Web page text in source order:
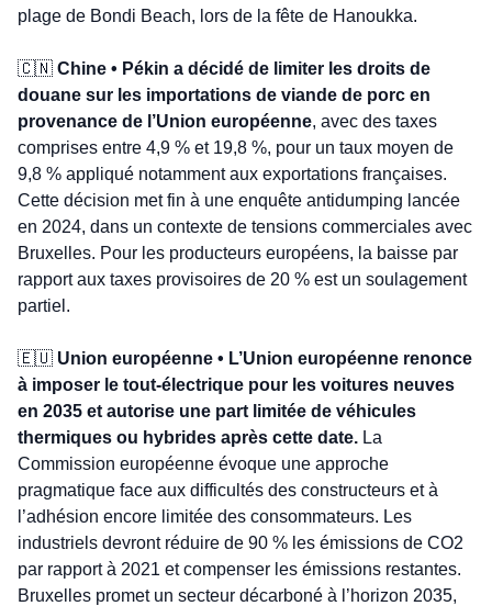
plage de Bondi Beach, lors de la fête de Hanoukka.
🇨🇳 Chine • Pékin a décidé de limiter les droits de
douane sur les importations de viande de porc en
provenance de l’Union européenne, avec des taxes
comprises entre 4,9 % et 19,8 %, pour un taux moyen de
9,8 % appliqué notamment aux exportations françaises.
Cette décision met fin à une enquête antidumping lancée
en 2024, dans un contexte de tensions commerciales avec
Bruxelles. Pour les producteurs européens, la baisse par
rapport aux taxes provisoires de 20 % est un soulagement
partiel.
🇪🇺 Union européenne • L’Union européenne renonce
à imposer le tout-électrique pour les voitures neuves
en 2035 et autorise une part limitée de véhicules
thermiques ou hybrides après cette date. La
Commission européenne évoque une approche
pragmatique face aux difficultés des constructeurs et à
l’adhésion encore limitée des consommateurs. Les
industriels devront réduire de 90 % les émissions de CO2
par rapport à 2021 et compenser les émissions restantes.
Bruxelles promet un secteur décarboné à l’horizon 2035,